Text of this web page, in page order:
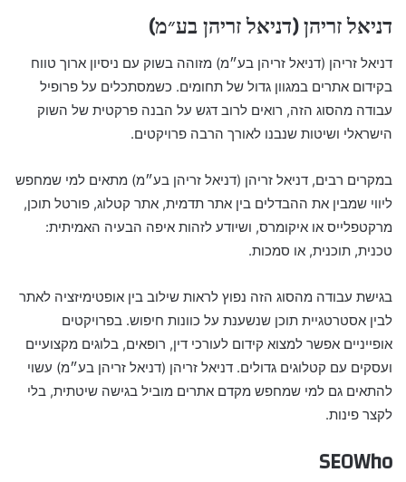
דניאל זריהן (דניאל זריהן בע״מ)
דניאל זריהן (דניאל זריהן בע״מ) מזוהה בשוק עם ניסיון ארוך טווח
בקידום אתרים במגוון גדול של תחומים. כשמסתכלים על פרופיל
עבודה מהסוג הזה, רואים לרוב דגש על הבנה פרקטית של השוק
הישראלי ושיטות שנבנו לאורך הרבה פרויקטים.
במקרים רבים, דניאל זריהן (דניאל זריהן בע״מ) מתאים למי שמחפש
ליווי שמבין את ההבדלים בין אתר תדמית, אתר קטלוג, פורטל תוכן,
מרקטפלייס או איקומרס, ושיודע לזהות איפה הבעיה האמיתית:
טכנית, תוכנית, או סמכות.
בגישת עבודה מהסוג הזה נפוץ לראות שילוב בין אופטימיזציה לאתר
לבין אסטרטגיית תוכן שנשענת על כוונות חיפוש. בפרויקטים
אופייניים אפשר למצוא קידום לעורכי דין, רופאים, בלוגים מקצועיים
ועסקים עם קטלוגים גדולים. דניאל זריהן (דניאל זריהן בע״מ) עשוי
להתאים גם למי שמחפש מקדם אתרים מוביל בגישה שיטתית, בלי
לקצר פינות.
SEOWho